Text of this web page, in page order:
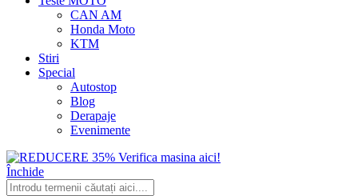
CAN AM
Honda Moto
KTM
Stiri
Special
Autostop
Blog
Derapaje
Evenimente
Închide